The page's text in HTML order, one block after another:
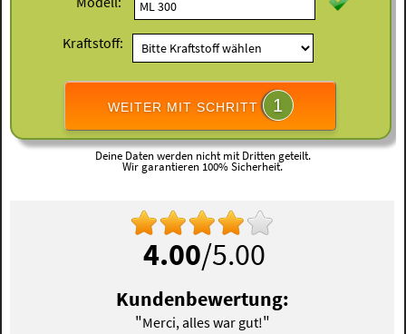
Kraftstoff:
WEITER MIT SCHRITT 1
Deine Daten werden nicht mit Dritten geteilt.
Wir garantieren 100% Sicherheit.
4.00/5.00
Kundenbewertung:
"Merci, alles war gut!"